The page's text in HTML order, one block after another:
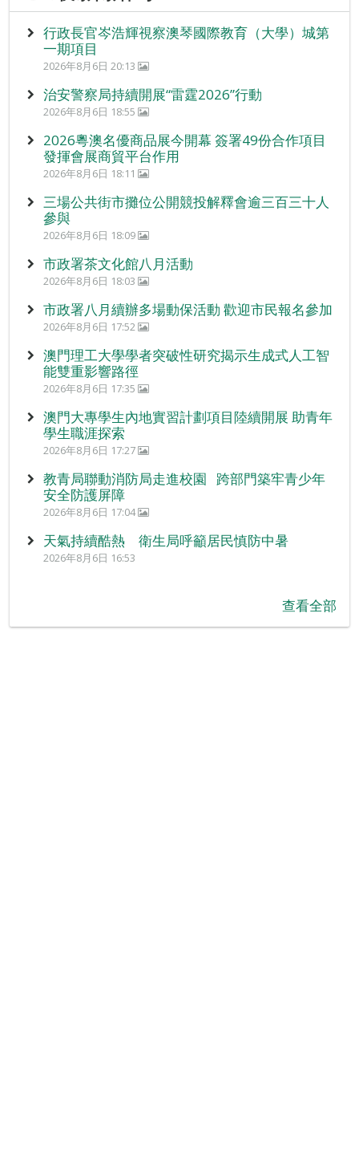
行政長官岑浩輝視察澳琴國際教育（大學）城第
一期項目
2026年8月6日 20:13
治安警察局持續開展“雷霆2026”行動
2026年8月6日 18:55
2026粵澳名優商品展今開幕 簽署49份合作項目
發揮會展商貿平台作用
2026年8月6日 18:11
三場公共街市攤位公開競投解釋會逾三百三十人
參與
2026年8月6日 18:09
市政署茶文化館八月活動
2026年8月6日 18:03
市政署八月續辦多場動保活動 歡迎市民報名參加
2026年8月6日 17:52
澳門理工大學學者突破性研究揭示生成式人工智
能雙重影響路徑
2026年8月6日 17:35
澳門大專學生內地實習計劃項目陸續開展 助青年
學生職涯探索
2026年8月6日 17:27
教青局聯動消防局走進校園 跨部門築牢青少年
安全防護屏障
2026年8月6日 17:04
天氣持續酷熱 衛生局呼籲居民慎防中暑
2026年8月6日 16:53
查看全部